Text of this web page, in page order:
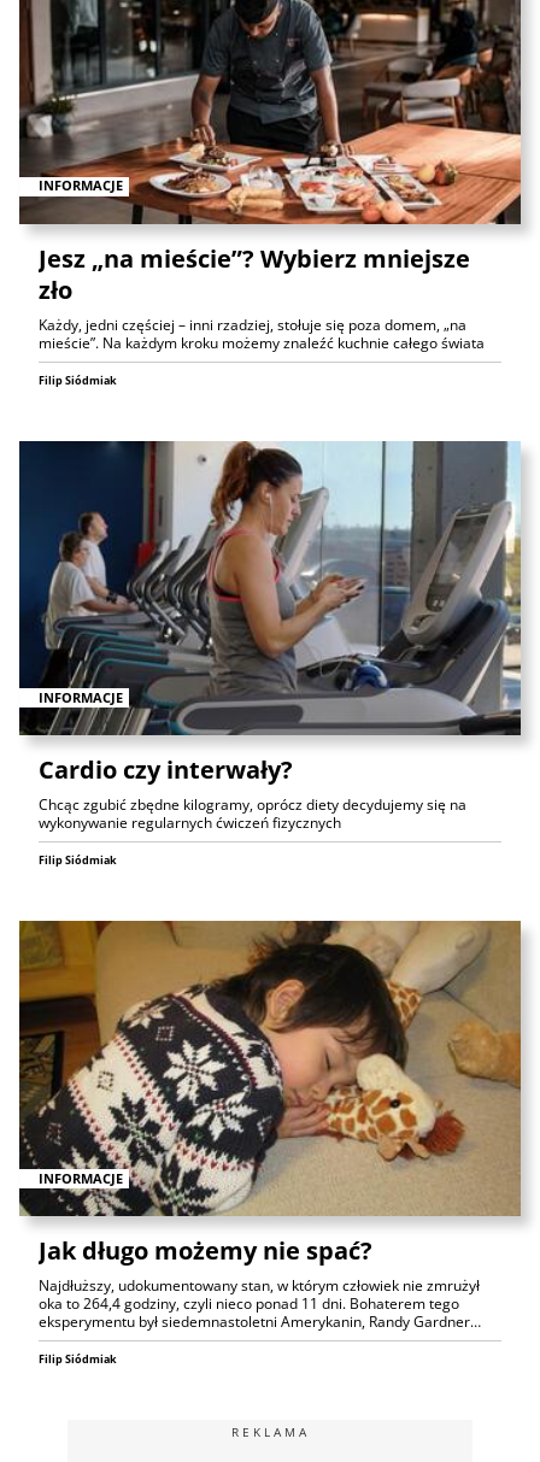
INFORMACJE
Jesz „na mieście”? Wybierz mniejsze
zło
Każdy, jedni częściej – inni rzadziej, stołuje się poza domem, „na
mieście”. Na każdym kroku możemy znaleźć kuchnie całego świata
Filip Siódmiak
INFORMACJE
Cardio czy interwały?
Chcąc zgubić zbędne kilogramy, oprócz diety decydujemy się na
wykonywanie regularnych ćwiczeń fizycznych
Filip Siódmiak
INFORMACJE
Jak długo możemy nie spać?
Najdłuższy, udokumentowany stan, w którym człowiek nie zmrużył
oka to 264,4 godziny, czyli nieco ponad 11 dni. Bohaterem tego
eksperymentu był siedemnastoletni Amerykanin, Randy Gardner…
Filip Siódmiak
REKLAMA